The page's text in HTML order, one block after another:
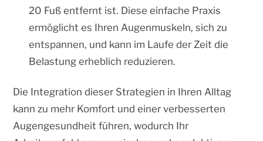
20 Fuß entfernt ist. Diese einfache Praxis
ermöglicht es Ihren Augenmuskeln, sich zu
entspannen, und kann im Laufe der Zeit die
Belastung erheblich reduzieren.
Die Integration dieser Strategien in Ihren Alltag
kann zu mehr Komfort und einer verbesserten
Augengesundheit führen, wodurch Ihr